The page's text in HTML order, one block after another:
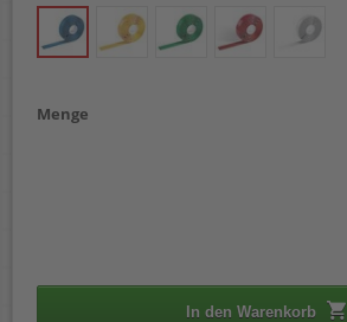
Menge
In den Warenkorb